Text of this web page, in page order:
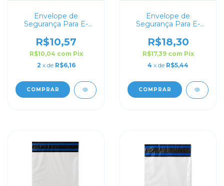
Envelope de
Segurança Para E-
R$10,57
R$10,04 com Pix
2 x de R$6,16
COMPRAR
Envelope de
Segurança Para E-
R$18,30
R$17,39 com Pix
4 x de R$5,44
COMPRAR